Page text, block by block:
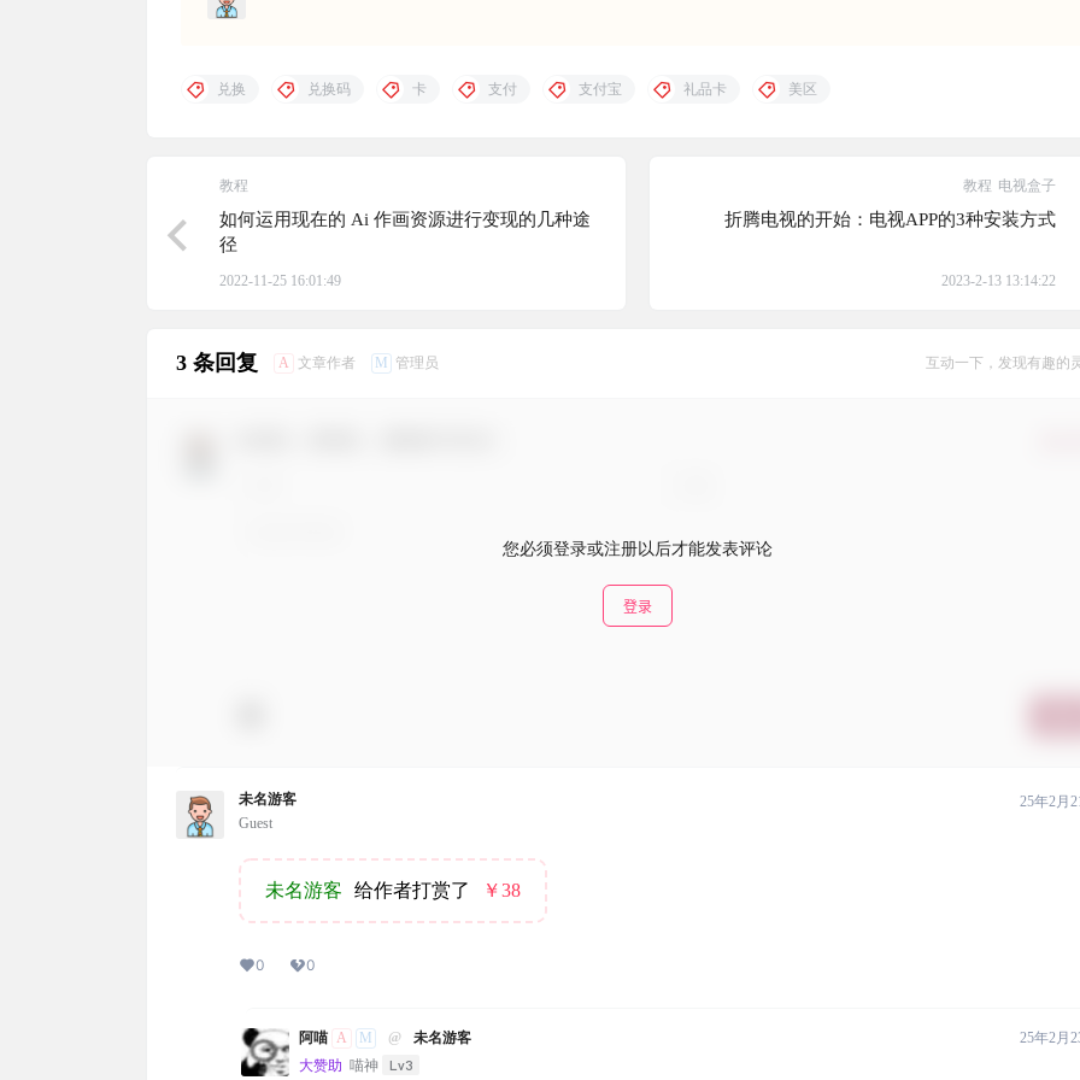
兑换 兑换码 卡 支付 支付宝 礼品卡 美区
教程
如何运用现在的 Ai 作画资源进行变现的几种途
径
2022-11-25 16:01:49
教程 电视盒子
折腾电视的开始：电视APP的3种安装方式
2023-2-13 13:14:22
3 条回复 A 文章作者 M 管理员 互动一下，发现有趣的
您必须登录或注册以后才能发表评论
登录
未名游客
Guest
25年2月
未名游客 给作者打赏了 ￥38
0 0
阿喵 A M @
未名游客
大赞助 喵神 Lv3
25年2月